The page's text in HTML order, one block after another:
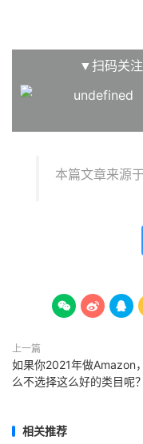
▼扫码关注
本篇文章来源
  
上一篇
如果你2021年做Amazon
么不选择这么好的类目呢？
相关推荐